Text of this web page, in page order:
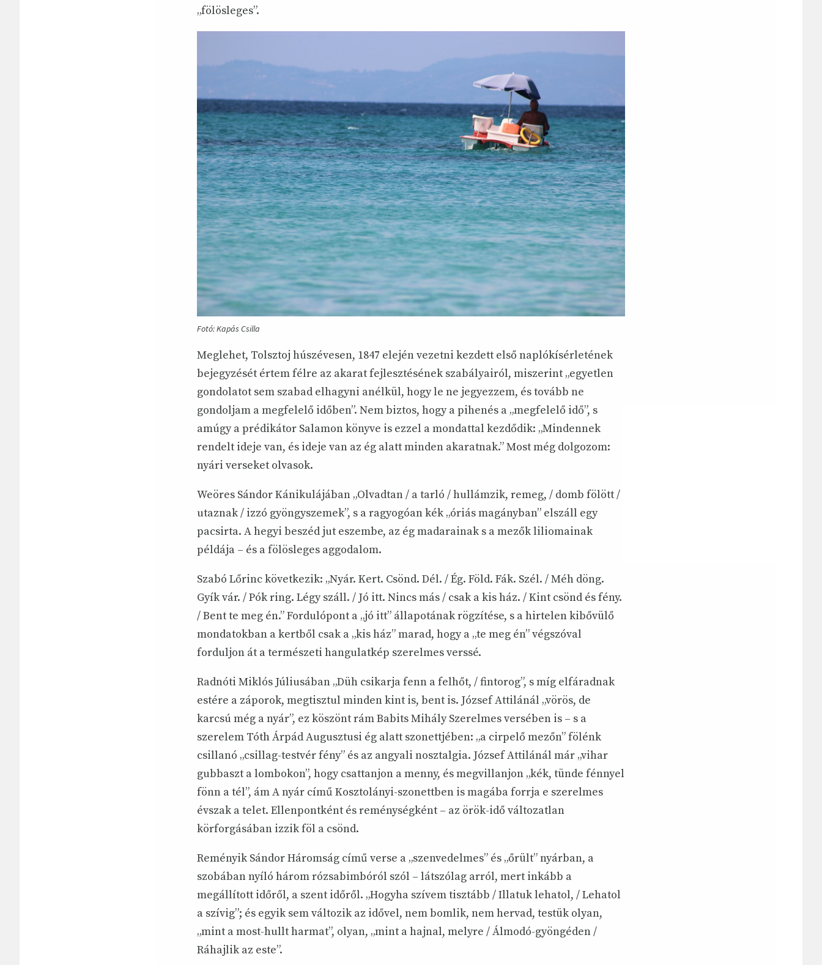
„fölösleges”.
Fotó: Kapás Csilla
Meglehet, Tolsztoj húszévesen, 1847 elején vezetni kezdett első naplókísérletének
bejegyzését értem félre az akarat fejlesztésének szabályairól, miszerint „egyetlen
gondolatot sem szabad elhagyni anélkül, hogy le ne jegyezzem, és tovább ne
gondoljam a megfelelő időben”. Nem biztos, hogy a pihenés a „megfelelő idő”, s
amúgy a prédikátor Salamon könyve is ezzel a mondattal kezdődik: „Mindennek
rendelt ideje van, és ideje van az ég alatt minden akaratnak.” Most még dolgozom:
nyári verseket olvasok.
Weöres Sándor Kánikulájában „Olvadtan / a tarló / hullámzik, remeg, / domb fölött /
utaznak / izzó gyöngyszemek”, s a ragyogóan kék „óriás magányban” elszáll egy
pacsirta. A hegyi beszéd jut eszembe, az ég madarainak s a mezők liliomainak
példája – és a fölösleges aggodalom.
Szabó Lőrinc következik: „Nyár. Kert. Csönd. Dél. / Ég. Föld. Fák. Szél. / Méh döng.
Gyík vár. / Pók ring. Légy száll. / Jó itt. Nincs más / csak a kis ház. / Kint csönd és fény.
/ Bent te meg én.” Fordulópont a „jó itt” állapotának rögzítése, s a hirtelen kibővülő
mondatokban a kertből csak a „kis ház” marad, hogy a „te meg én” végszóval
forduljon át a természeti hangulatkép szerelmes verssé.
Radnóti Miklós Júliusában „Düh csikarja fenn a felhőt, / fintorog”, s míg elfáradnak
estére a záporok, megtisztul minden kint is, bent is. József Attilánál „vörös, de
karcsú még a nyár”, ez köszönt rám Babits Mihály Szerelmes versében is – s a
szerelem Tóth Árpád Augusztusi ég alatt szonettjében: „a cirpelő mezőn” fölénk
csillanó „csillag-testvér fény” és az angyali nosztalgia. József Attilánál már „vihar
gubbaszt a lombokon”, hogy csattanjon a menny, és megvillanjon „kék, tünde fénnyel
fönn a tél”, ám A nyár című Kosztolányi-szonettben is magába forrja e szerelmes
évszak a telet. Ellenpontként és reménységként – az örök-idő változatlan
körforgásában izzik föl a csönd.
Reményik Sándor Háromság című verse a „szenvedelmes” és „őrült” nyárban, a
szobában nyíló három rózsabimbóról szól – látszólag arról, mert inkább a
megállított időről, a szent időről. „Hogyha szívem tisztább / Illatuk lehatol, / Lehatol
a szívig”; és egyik sem változik az idővel, nem bomlik, nem hervad, testük olyan,
„mint a most-hullt harmat”, olyan, „mint a hajnal, melyre / Álmodó-gyöngéden /
Ráhajlik az este”.